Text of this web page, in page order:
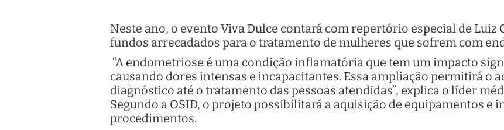
Neste ano, o evento Viva Dulce contará com repertório especial de Luiz
fundos arrecadados para o tratamento de mulheres que sofrem com
“A endometriose é uma condição inflamatória que tem um impacto
causando dores intensas e incapacitantes. Essa ampliação permitirá o
diagnóstico até o tratamento das pessoas atendidas”, explica o líder
Segundo a OSID, o projeto possibilitará a aquisição de equipamentos e
procedimentos.